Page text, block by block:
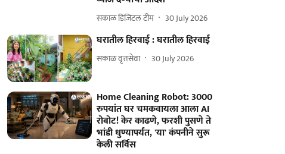
सकाळ डिजिटल टीम 30 July 2026
घरातील हिरवाई : घरातील हिरवाई
सकाळ वृत्तसेवा 30 July 2026
Home Cleaning Robot: 3000
रुपयांत घर चमकवायला आला AI
रोबोट! केर काढणे, फरशी पुसणे ते
भांडी धुण्यापर्यंत, 'या' कंपनीने सुरू
केली सर्विस